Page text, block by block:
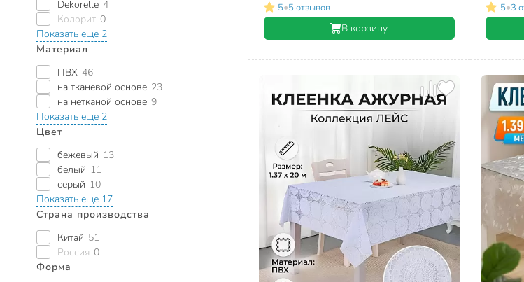
Dekorelle 4
Колорит 0
Показать еще 2
Материал
ПВХ 46
на тканевой основе 23
на нетканой основе 9
Показать еще 2
Цвет
бежевый 13
белый 11
серый 10
Показать еще 17
Страна производства
Китай 51
Россия 0
Форма
5•5 отзывов
В корзину
5•3